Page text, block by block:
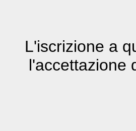
L'iscrizione a
l'accettazione